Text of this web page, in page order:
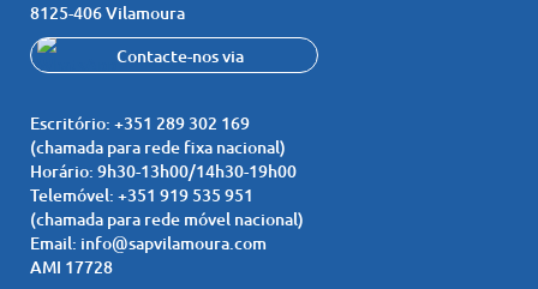
8125-406 Vilamoura
Contacte-nos via
Whatsapp
Escritório: +351 289 302 169
(chamada para rede fixa nacional)
Horário: 9h30-13h00/14h30-19h00
Telemóvel: +351 919 535 951
(chamada para rede móvel nacional)
Email: info@sapvilamoura.com
AMI 17728